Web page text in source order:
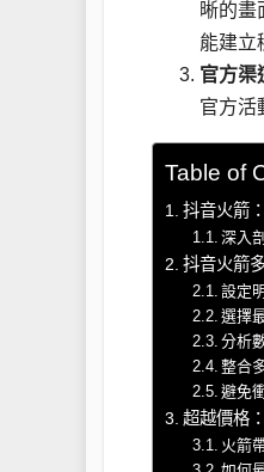
晰的畫
能建立
官方渠
官方活
Table of
抖音火箭
深入
抖音火箭
設定
選擇
分析
整合
避免
超越價格
火箭